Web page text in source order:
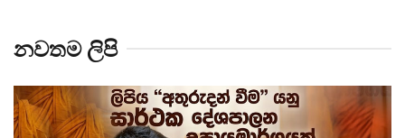
නවතම ලිපි